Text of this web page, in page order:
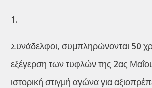
1.
Συνάδελφοι, συμπληρώνονται 50
εξέγερση των τυφλών της 2ας
ιστορική στιγμή αγώνα για